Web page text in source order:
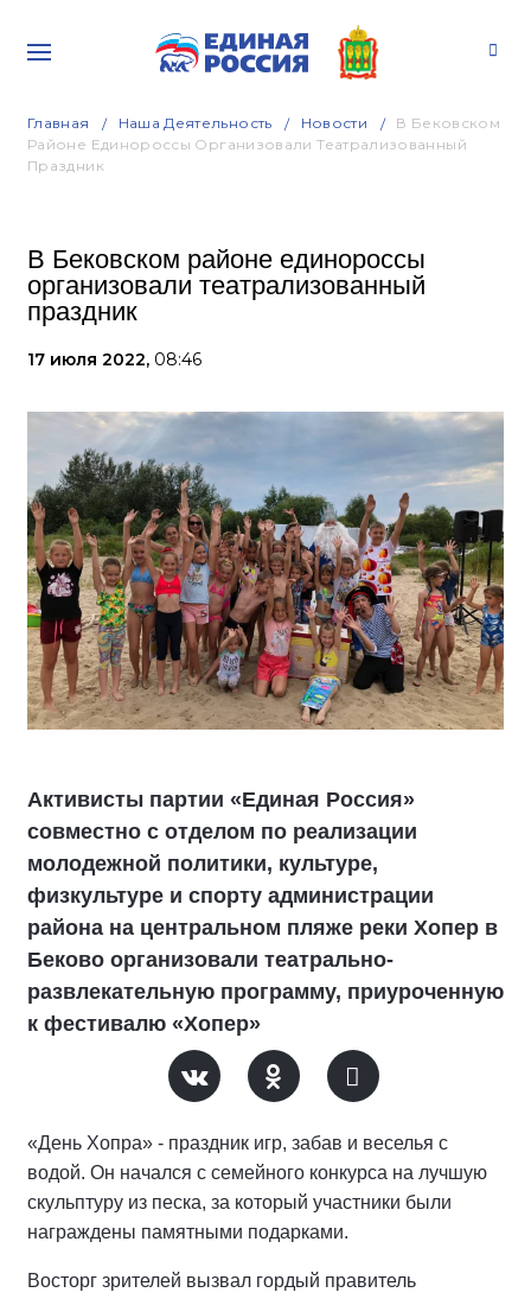
Главная Наша Деятельность Новости
В Бековском
Районе Единороссы Организовали Театрализованный
Праздник
В Бековском районе единороссы
организовали театрализованный
праздник
17 июля 2022, 08:46
Активисты партии «Единая Россия»
совместно с отделом по реализации
молодежной политики, культуре,
физкультуре и спорту администрации
района на центральном пляже реки Хопер в
Беково организовали театрально-
развлекательную программу, приуроченную
к фестивалю «Хопер»
«День Хопра» - праздник игр, забав и веселья с
водой. Он начался с семейного конкурса на лучшую
скульптуру из песка, за который участники были
награждены памятными подарками.
Восторг зрителей вызвал гордый правитель